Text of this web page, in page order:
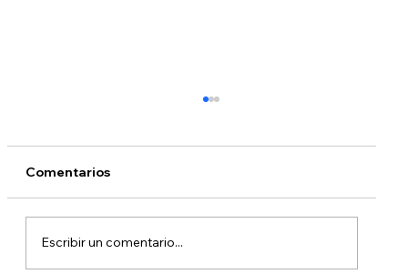
Comentarios
Escribir un comentario...